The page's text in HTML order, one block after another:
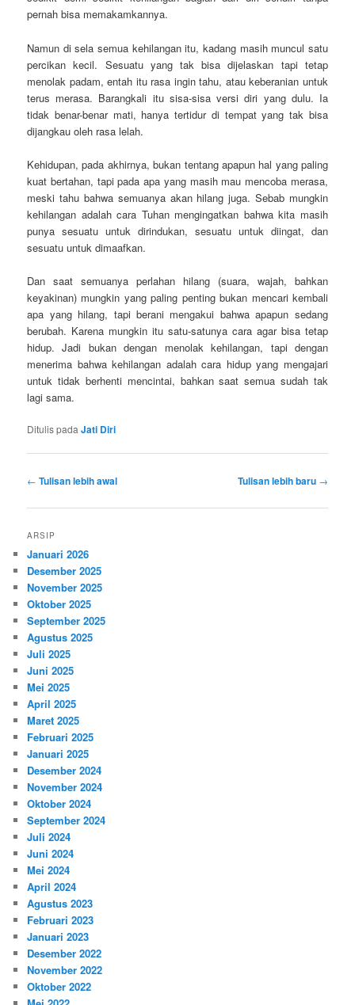
pernah bisa memakamkannya.
Namun di sela semua kehilangan itu, kadang masih muncul satu
percikan kecil. Sesuatu yang tak bisa dijelaskan tapi tetap
menolak padam, entah itu rasa ingin tahu, atau keberanian untuk
terus merasa. Barangkali itu sisa-sisa versi diri yang dulu. Ia
tidak benar-benar mati, hanya tertidur di tempat yang tak bisa
dijangkau oleh rasa lelah.
Kehidupan, pada akhirnya, bukan tentang apapun hal yang paling
kuat bertahan, tapi pada apa yang masih mau mencoba merasa,
meski tahu bahwa semuanya akan hilang juga. Sebab mungkin
kehilangan adalah cara Tuhan mengingatkan bahwa kita masih
punya sesuatu untuk dirindukan, sesuatu untuk diingat, dan
sesuatu untuk dimaafkan.
Dan saat semuanya perlahan hilang (suara, wajah, bahkan
keyakinan) mungkin yang paling penting bukan mencari kembali
apa yang hilang, tapi berani mengakui bahwa apapun sedang
berubah. Karena mungkin itu satu-satunya cara agar bisa tetap
hidup. Jadi bukan dengan menolak kehilangan, tapi dengan
menerima bahwa kehilangan adalah cara hidup yang mengajari
untuk tidak berhenti mencintai, bahkan saat semua sudah tak
lagi sama.
Ditulis pada Jati Diri
Navigasi
← Tulisan lebih awal Tulisan lebih baru →
ARSIP
Januari 2026
Desember 2025
November 2025
Oktober 2025
September 2025
Agustus 2025
Juli 2025
Juni 2025
Mei 2025
April 2025
Maret 2025
Februari 2025
Januari 2025
Desember 2024
November 2024
Oktober 2024
September 2024
Juli 2024
Juni 2024
Mei 2024
April 2024
Agustus 2023
Februari 2023
Januari 2023
Desember 2022
November 2022
Oktober 2022